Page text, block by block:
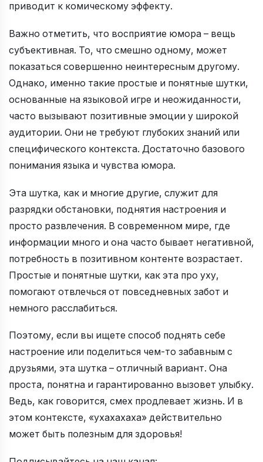
приводит к комическому эффекту.
Важно отметить, что восприятие юмора – вещь
субъективная. То, что смешно одному, может
показаться совершенно неинтересным другому.
Однако, именно такие простые и понятные шутки,
основанные на языковой игре и неожиданности,
часто вызывают позитивные эмоции у широкой
аудитории. Они не требуют глубоких знаний или
специфического контекста. Достаточно базового
понимания языка и чувства юмора.
Эта шутка, как и многие другие, служит для
разрядки обстановки, поднятия настроения и
просто развлечения. В современном мире, где
информации много и она часто бывает негативной,
потребность в позитивном контенте возрастает.
Простые и понятные шутки, как эта про уху,
помогают отвлечься от повседневных забот и
немного расслабиться.
Поэтому, если вы ищете способ поднять себе
настроение или поделиться чем-то забавным с
друзьями, эта шутка – отличный вариант. Она
проста, понятна и гарантированно вызовет улыбку.
Ведь, как говорится, смех продлевает жизнь. И в
этом контексте, «ухахахаха» действительно
может быть полезным для здоровья!